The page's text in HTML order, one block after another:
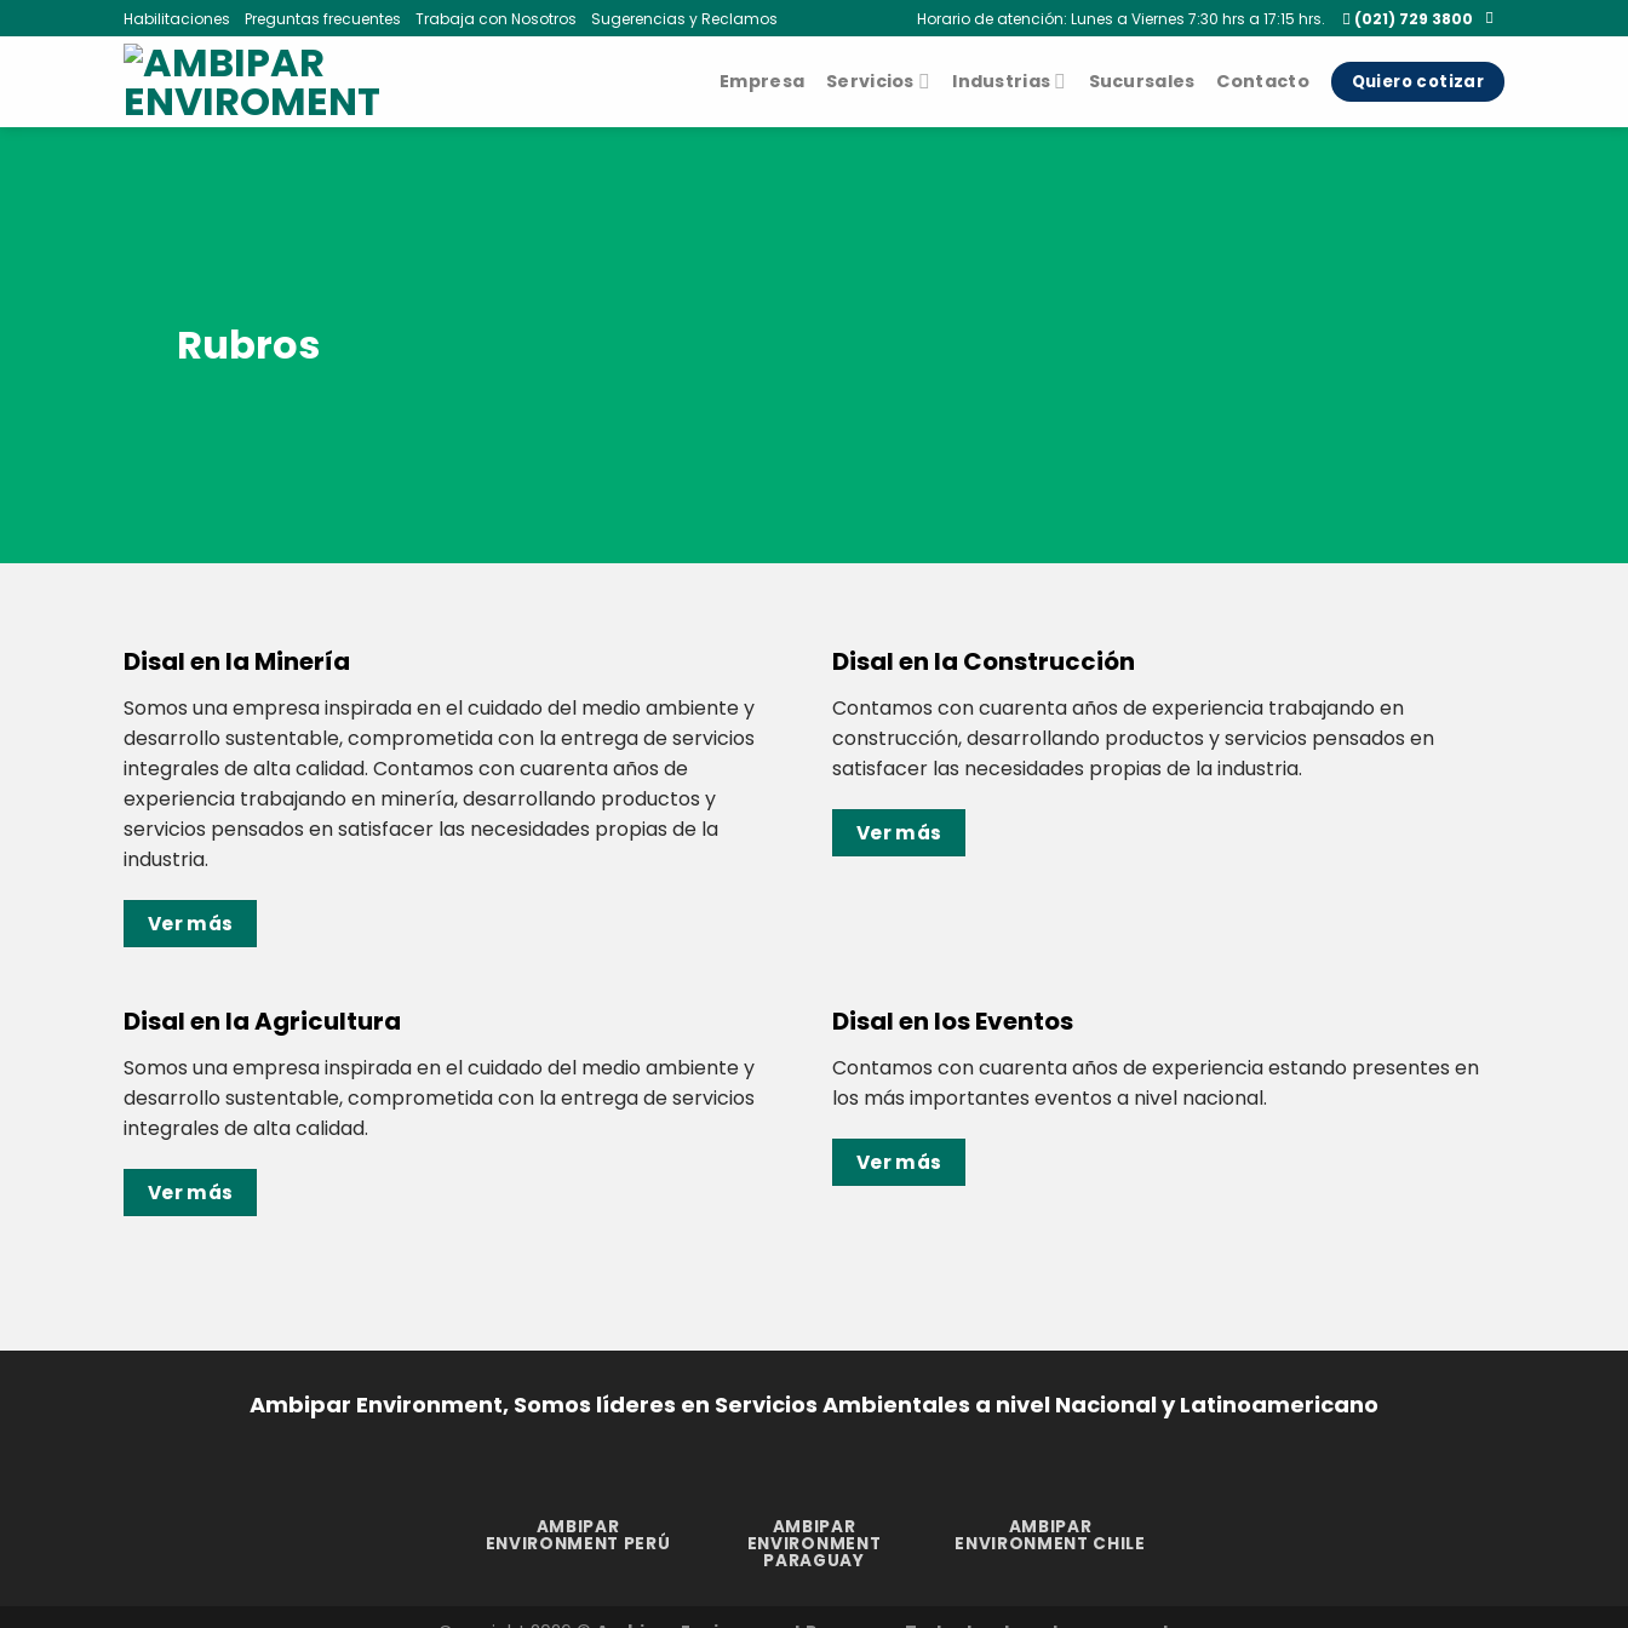
to
Habilitaciones Preguntas frecuentes Trabaja con Nosotros Sugerencias y Reclamos Horario de atención: Lunes a Viernes 7:30 hrs a 17:15 hrs. (021) 729 3800
Empresa Servicios Industrias Sucursales Contacto Quiero cotizar
Rubros
Disal en la Minería
Somos una empresa inspirada en el cuidado del medio ambiente y
desarrollo sustentable, comprometida con la entrega de servicios
integrales de alta calidad. Contamos con cuarenta años de
experiencia trabajando en minería, desarrollando productos y
servicios pensados en satisfacer las necesidades propias de la
industria.
Ver más
Disal en la Construcción
Contamos con cuarenta años de experiencia trabajando en
construcción, desarrollando productos y servicios pensados en
satisfacer las necesidades propias de la industria.
Ver más
Disal en la Agricultura
Somos una empresa inspirada en el cuidado del medio ambiente y
desarrollo sustentable, comprometida con la entrega de servicios
integrales de alta calidad.
Ver más
Disal en los Eventos
Contamos con cuarenta años de experiencia estando presentes en
los más importantes eventos a nivel nacional.
Ver más
Ambipar Environment, Somos líderes en Servicios Ambientales a nivel Nacional y Latinoamericano
AMBIPAR
ENVIRONMENT PERÚ
AMBIPAR
ENVIRONMENT
PARAGUAY
AMBIPAR
ENVIRONMENT CHILE